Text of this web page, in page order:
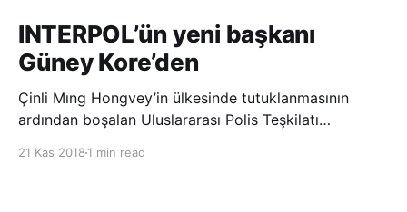
INTERPOL’ün yeni başkanı
Güney Kore’den
Çinli Mıng Hongvey’in ülkesinde tutuklanmasının
ardından boşalan Uluslararası Polis Teşkilatı
21 Kas 2018 1 min read